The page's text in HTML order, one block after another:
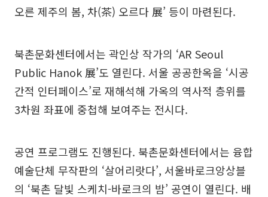
오른 제주의 봄, 차(茶) 오르다 展’ 등이 마련된다.
북촌문화센터에서는 곽인상 작가의 ‘AR Seoul
Public Hanok 展’도 열린다. 서울 공공한옥을 ‘시공
간적 인터페이스’로 재해석해 가옥의 역사적 층위를
3차원 좌표에 중첩해 보여주는 전시다.
공연 프로그램도 진행된다. 북촌문화센터에서는 융합
예술단체 무작판의 ‘살어리랏다’, 서울바로크앙상블
의 ‘북촌 달빛 스케치-바로크의 밤’ 공연이 열린다. 배